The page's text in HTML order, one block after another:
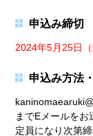
申込み締切
2024年5月25日（
申込み方法
までEメールをお
定員になり次第